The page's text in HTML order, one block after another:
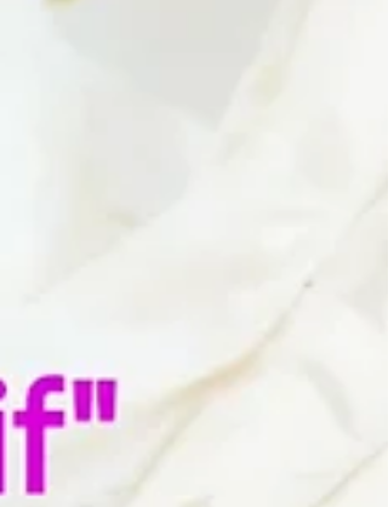
l'angle de leur réalité énergétique. Explorer la